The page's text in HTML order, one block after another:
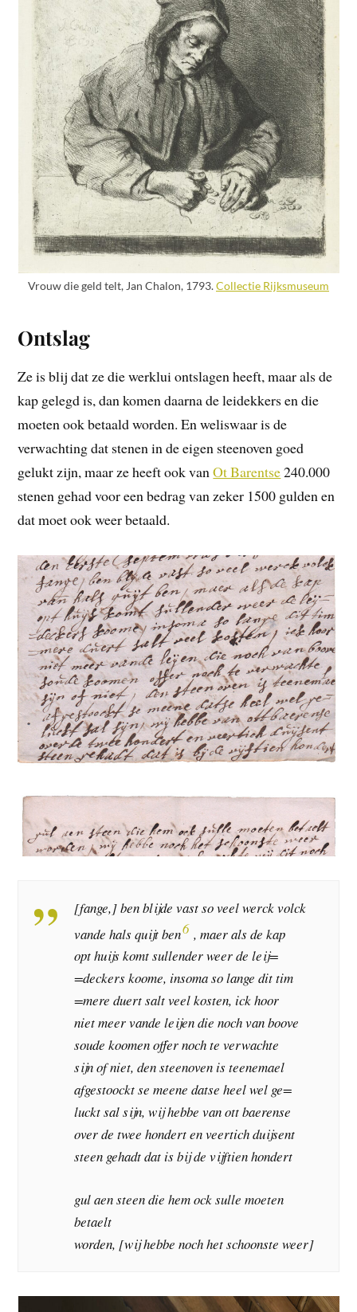
Vrouw die geld telt, Jan Chalon, 1793.Collectie Rijksmuseum
Ontslag
Ze is blij dat ze die werklui ontslagen heeft, maar als de
kap gelegd is, dan komen daarna de leidekkers en die
moeten ook betaald worden. En weliswaar is de
verwachting dat stenen in de eigen steenoven goed
gelukt zijn, maar ze heeft ook vanOt Barentse240.000
stenen gehad voor een bedrag van zeker 1500 gulden en
dat moet ook weer betaald.
[fange,] ben blijde vast so veel werck volck
vande hals quijt ben6 , maer als de kap
opt huijs komt sullender weer de leij=
=deckers koome, insoma so lange dit tim
=mere duert salt veel kosten, ick hoor
niet meer vande leijen die noch van boove
soude koomen offer noch te verwachte
sijn of niet, den steenoven is teenemael
afgestoockt se meene datse heel wel ge=
luckt sal sijn, wij hebbe van ott baerense
over de twee hondert en veertich duijsent
steen gehadt dat is bij de vijftien hondert
gul aen steen die hem ock sulle moeten
betaelt
worden, [wij hebbe noch het schoonste weer]